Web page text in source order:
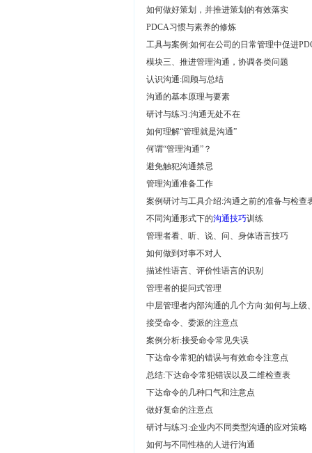
如何做好策划，并推进策划的有效落实
PDCA习惯与素养的修炼
工具与案例:如何在公司的日常管理中促进
模块三、推进管理沟通，协调各类问题
认识沟通:回顾与总结
沟通的基本原理与要素
研讨与练习:沟通无处不在
如何理解“管理就是沟通”
何谓“管理沟通”？
避免触犯沟通禁忌
管理沟通准备工作
案例研讨与工具介绍:沟通之前的准备与检查
不同沟通形式下的沟通技巧训练
管理者看、听、说、问、身体语言技巧
如何做到对事不对人
描述性语言、评价性语言的识别
管理者的提问式管理
中层管理者内部沟通的几个方向:如何与上级
接受命令、委派的注意点
案例分析:接受命令常见失误
下达命令常犯的错误与有效命令注意点
总结:下达命令常犯错误以及二维检查表
下达命令的几种口气和注意点
做好复命的注意点
研讨与练习:企业内不同类型沟通的应对策略
如何与不同性格的人进行沟通